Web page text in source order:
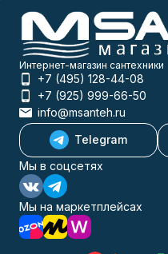
Интернет-магазин сантехники
+7 (495) 128-44-08
+7 (925) 999-66-50
info@msanteh.ru
Telegram
Мы в соцсетях
Мы на маркетплейсах